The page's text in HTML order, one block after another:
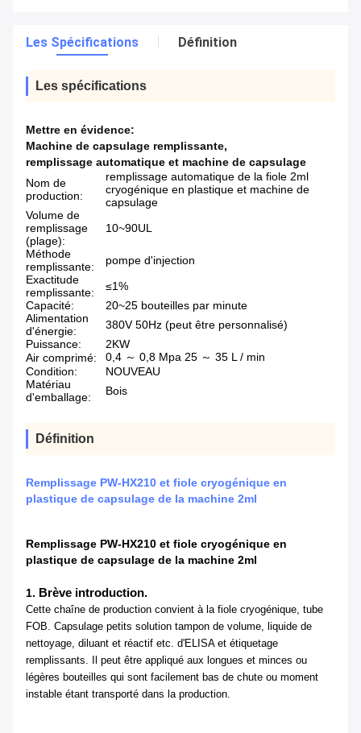
Les Spécifications Définition
Les spécifications
Mettre en évidence:
Machine de capsulage remplissante,
remplissage automatique et machine de capsulage
Nom de
production:
remplissage automatique de la fiole 2ml
cryogénique en plastique et machine de
capsulage
Volume de
remplissage
(plage):
10~90UL
Méthode
remplissante:
pompe d'injection
Exactitude
remplissante:
≤1%
Capacité:
20~25 bouteilles par minute
Alimentation
d'énergie:
380V 50Hz (peut être personnalisé)
Puissance:
2KW
Air comprimé:
0,4 ～ 0,8 Mpa 25 ～ 35 L / min
Condition:
NOUVEAU
Matériau
d'emballage:
Bois
Définition
Remplissage PW-HX210 et fiole cryogénique en
plastique de capsulage de la machine 2ml
Remplissage PW-HX210 et fiole cryogénique en
plastique de capsulage de la machine 2ml
1. Brève introduction.
Cette chaîne de production convient à la fiole cryogénique, tube
FOB. Capsulage petits solution tampon de volume, liquide de
nettoyage, diluant et réactif etc. d'ELISA et étiquetage
remplissants. Il peut être appliqué aux longues et minces ou
légères bouteilles qui sont facilement bas de chute ou moment
instable étant transporté dans la production.